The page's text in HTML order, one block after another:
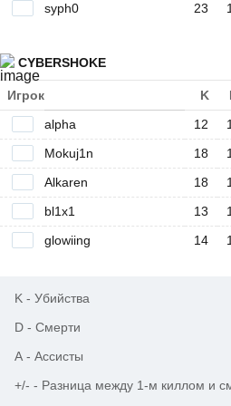
syph0
23
CYBERSHOKE
Игрок K
alpha
12
Mokuj1n
18
Alkaren
18
bl1x1
13
glowiing
14
K - Убийства
D - Смерти
A - Ассисты
+/- - Разница между 1-м киллом и